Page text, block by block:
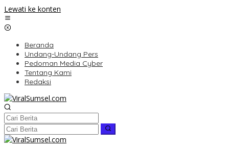
Lewati ke konten
Beranda
Undang-Undang Pers
Pedoman Media Cyber
Tentang Kami
Redaksi